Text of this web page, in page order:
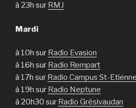
à 23h sur RMJ
Mardi
à 10h sur Radio Evasion
à 16h sur Radio Rempart
à 17h sur Radio Campus St-Etienne
à 19h sur Radio Neptune
à 20h30 sur Radio Grésivaudan